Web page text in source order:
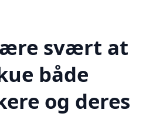
svært at
både
og deres